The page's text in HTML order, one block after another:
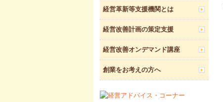
経営革新等支援機関とは
経営改善計画の策定支援
経営改善オンデマンド講座
創業をお考えの方へ